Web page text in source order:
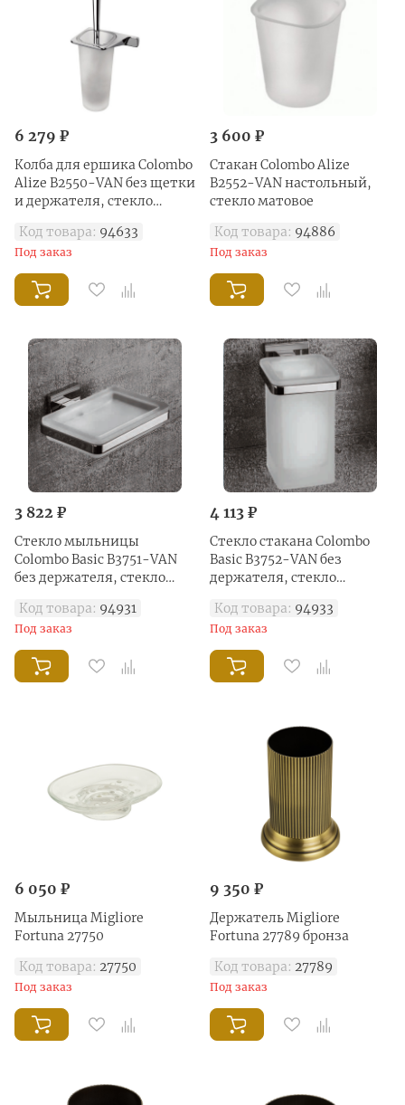
6 279 ₽
Колба для ершика Colombo
Alize B2550-VAN без щетки
и держателя, стекло
Код товара: 94633
Под заказ
3 600 ₽
Стакан Colombo Alize
B2552-VAN настольный,
стекло матовое
Код товара: 94886
Под заказ
3 822 ₽
Стекло мыльницы
Colombo Basic B3751-VAN
без держателя, стекло
Код товара: 94931
Под заказ
4 113 ₽
Стекло стакана Colombo
Basic B3752-VAN без
держателя, стекло
Код товара: 94933
Под заказ
6 050 ₽
Мыльница Migliore
Fortuna 27750
Код товара: 27750
Под заказ
9 350 ₽
Держатель Migliore
Fortuna 27789 бронза
Код товара: 27789
Под заказ